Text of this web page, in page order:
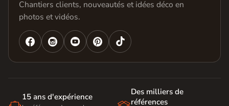
Chantiers clients, nouveautés et idées déco en
photos et vidéos.
   
15 ans d'expérience
Des milliers de
références